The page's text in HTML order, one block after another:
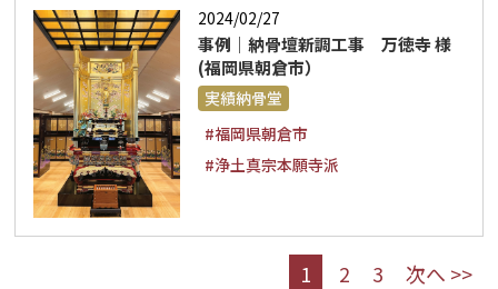
2024/02/27
事例｜納骨壇新調工事 万徳寺 様
(福岡県朝倉市）
実績納骨堂
#福岡県朝倉市
#浄土真宗本願寺派
1 2 3 次へ >>